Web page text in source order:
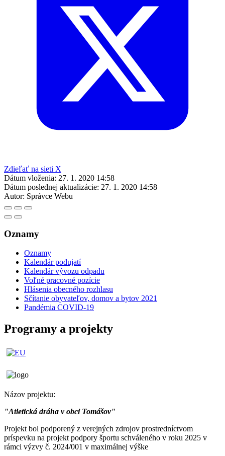
Zdieľať na sieti X
Dátum vloženia: 27. 1. 2020 14:58
Dátum poslednej aktualizácie: 27. 1. 2020 14:58
Autor: Správce Webu
Oznamy
Oznamy
Kalendár podujatí
Kalendár vývozu odpadu
Voľné pracovné pozície
Hlásenia obecného rozhlasu
Sčítanie obyvateľov, domov a bytov 2021
Pandémia COVID-19
Programy a projekty
Názov projektu:
"Atletická dráha v obci Tomášov"
Projekt bol podporený z verejných zdrojov prostredníctvom
príspevku na projekt podpory športu schváleného v roku 2025 v
rámci výzvy č. 2024/001 v maximálnej výške